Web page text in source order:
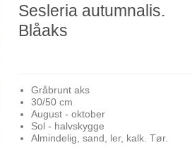
Sesleria autumnalis.
Blåaks
Gråbrunt aks
30/50 cm
August - oktober
Sol - halvskygge
Almindelig, sand, ler, kalk. Tør.